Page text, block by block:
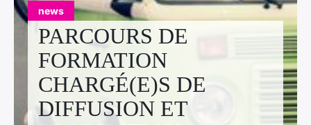
news
PARCOURS DE
FORMATION
CHARGÉ(E)S DE
DIFFUSION ET
Contact
PRENDRE RDV
Facebook
Linkedin
Instagram